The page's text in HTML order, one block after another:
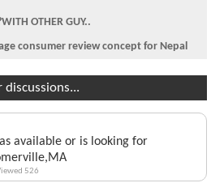
OTHER GUY..
consumer review concept for Nepal
available or is looking for
526